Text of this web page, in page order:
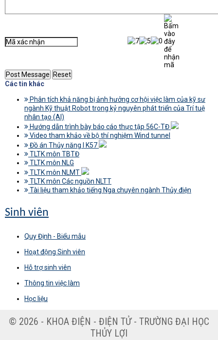
Các tin khác
Phân tích khả năng bị ảnh hưởng cơ hội việc làm của kỹ sư
ngành Kỹ thuật Robot trong kỷ nguyên phát triển của Trí tuệ
nhân tạo (AI)
Hướng dẫn trình bày báo cáo thực tập 56C-TĐ
Video tham khảo về bộ thí nghiệm Wind tunnel
Đồ án Thủy năng I K57
TLTK môn TBTĐ
TLTK môn NLG
TLTK môn NLMT
TLTK môn Các nguồn NLTT
Tài liệu tham khảo tiếng Nga chuyên ngành Thủy điện
Sinh viên
Quy Định - Biểu mẫu
Hoạt động Sinh viên
Hỗ trợ sinh viên
Thông tin việc làm
Học liệu
© 2026 - KHOA ĐIỆN - ĐIỆN TỬ - TRƯỜNG ĐẠI HỌC
THỦY LỢI